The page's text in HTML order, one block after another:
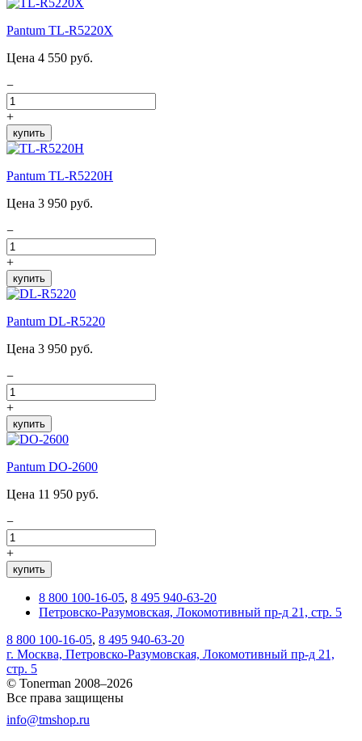
Pantum TL-R5220X
Цена 4 550 руб.
−
+
купить
Pantum TL-R5220H
Цена 3 950 руб.
−
+
купить
Pantum DL-R5220
Цена 3 950 руб.
−
+
купить
Pantum DO-2600
Цена 11 950 руб.
−
+
купить
8 800 100-16-05, 8 495 940-63-20
Петровско-Разумовская, Локомотивный пр-д 21, стр. 5
8 800 100-16-05, 8 495 940-63-20
г. Москва, Петровско-Разумовская, Локомотивный пр-д 21,
стр. 5
© Tonerman 2008–2026
Все права защищены
info@tmshop.ru